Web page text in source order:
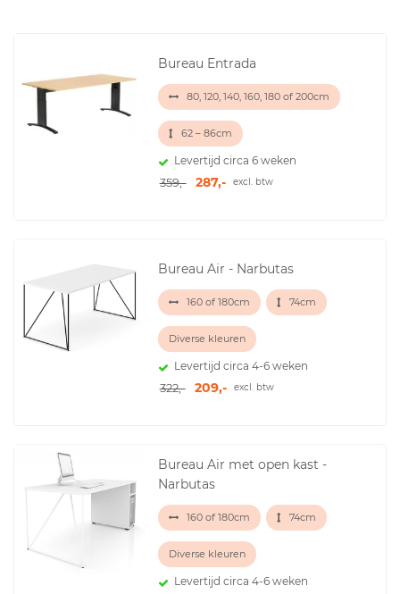
Bureau Entrada
80, 120, 140, 160, 180 of 200cm
62 – 86cm
Levertijd circa 6 weken
359,- 287,- excl. btw
Bureau Air - Narbutas
160 of 180cm 74cm
Diverse kleuren
Levertijd circa 4-6 weken
322,- 209,- excl. btw
Bureau Air met open kast -
Narbutas
160 of 180cm 74cm
Diverse kleuren
Levertijd circa 4-6 weken